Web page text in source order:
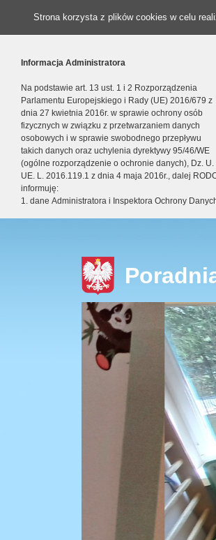
Strona korzysta z plików cookies w celu
Informacja Administratora
Na podstawie art. 13 ust. 1 i 2 Rozporządzenia
Parlamentu Europejskiego i Rady (UE) 2016/679 z
dnia 27 kwietnia 2016r. w sprawie ochrony osób
fizycznych w związku z przetwarzaniem danych
osobowych i w sprawie swobodnego przepływu
takich danych oraz uchylenia dyrektywy 95/46/WE
(ogólne rozporządzenie o ochronie danych), Dz. U.
UE. L. 2016.119.1 z dnia 4 maja 2016r., dalej
informuję:
1. dane Administratora i Inspektora Ochrony